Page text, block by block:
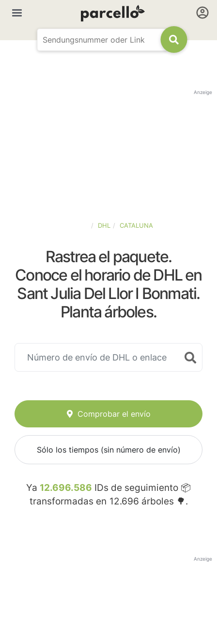
Anzeige
DHL CATALUNA
Rastrea el paquete.
Conoce el horario de DHL en
Sant Julia Del Llor I Bonmati.
Planta árboles.
Comprobar el envío
Sólo los tiempos (sin número de envío)
Ya 12.696.586 IDs de seguimiento 📦
transformadas en 12.696 árboles 🌳.
Anzeige